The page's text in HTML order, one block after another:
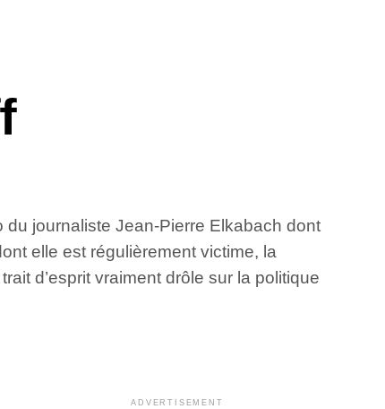
du journaliste Jean-Pierre Elkabach dont
elle est régulièrement victime, la
d’esprit vraiment drôle sur la politique
ADVERTISEMENT